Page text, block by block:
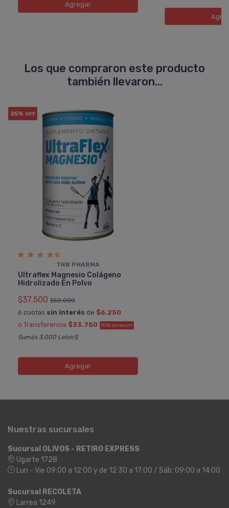
Agregar
Los que compraron este producto
también llevaron...
25% OFF
TRB PHARMA
Ultraflex Magnesio Colágeno
Hidrolizado En Polvo
$37.500 $50.000
6 cuotas sin interés de $6.250
ó Transferencia $33.750 10% EXTRA OFF
Sumás 3.000 Leloir$
Agregar
Nuestras sucursales
Sucursal OLIVOS - RETIRO EXPRESS
Ugarte 1728
Lun - Vie 09:00 a 12:00 y de 12:30 a 17:00 / Sáb: 09:00 a 14:00
Sucursal RECOLETA
Larrea 1249